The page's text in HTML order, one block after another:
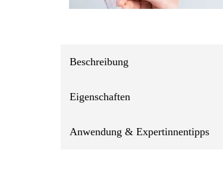
Beschreibung
Eigenschaften
Anwendung & Expertinnentipps